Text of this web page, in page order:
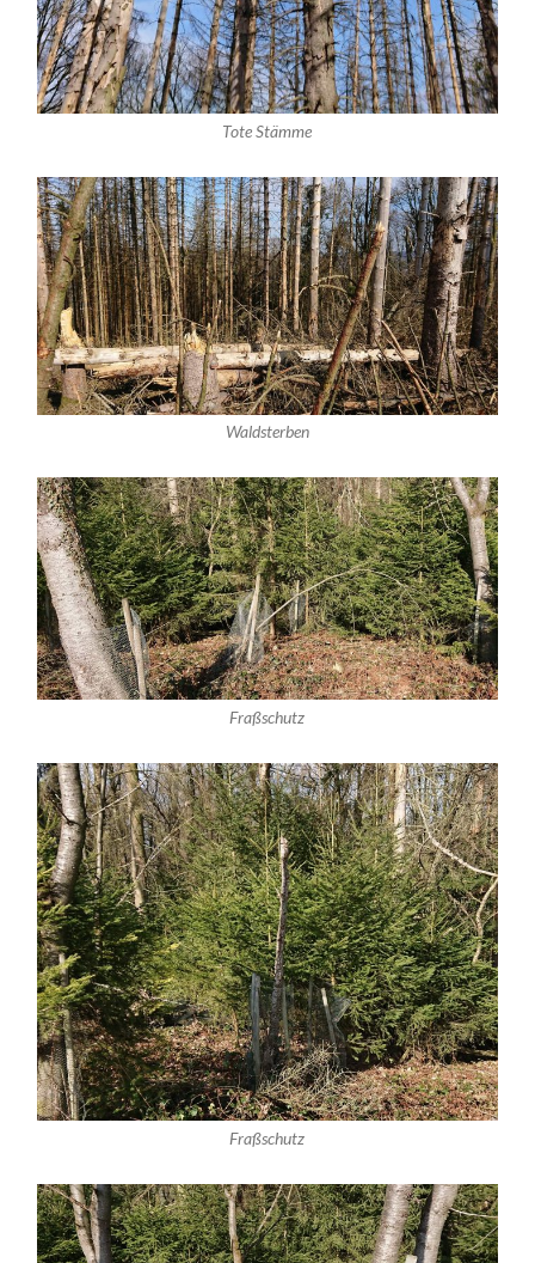
Tote Stämme
Waldsterben
Fraßschutz
Fraßschutz